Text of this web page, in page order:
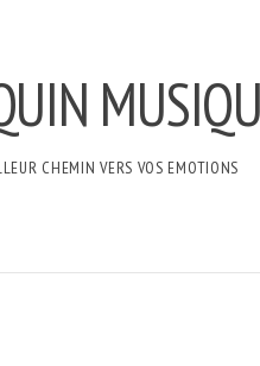
CHEMIN VERS VOS EMOTIONS